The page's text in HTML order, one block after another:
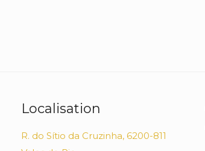
Localisation
R. do Sítio da Cruzinha, 6200-811